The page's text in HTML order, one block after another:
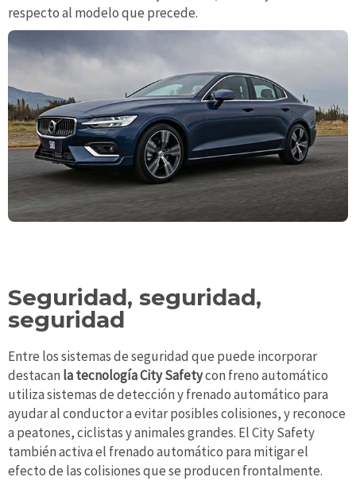
respecto al modelo que precede.
Seguridad, seguridad,
seguridad
Entre los sistemas de seguridad que puede incorporar
destacan la tecnología City Safetycon freno automático
utiliza sistemas de detección y frenado automático para
ayudar al conductor a evitar posibles colisiones, y reconoce
a peatones, ciclistas y animales grandes. El City Safety
también activa el frenado automático para mitigar el
efecto de las colisiones que se producen frontalmente.